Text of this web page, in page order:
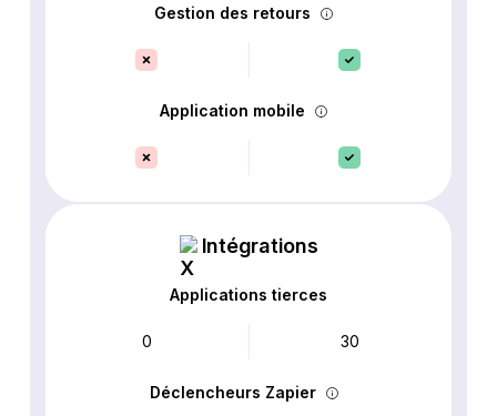
Gestion des retours
Application mobile
Intégrations
Applications tierces
0 30
Déclencheurs Zapier